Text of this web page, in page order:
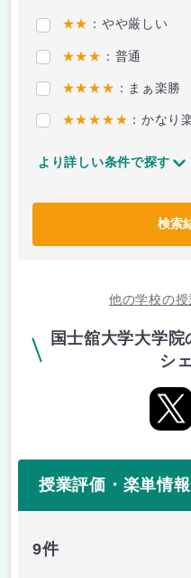
★★ ：やや厳しい
★★★ ：普通
★★★★ ：まぁ楽勝
★★★★★ ：かなり
より詳しい条件で探す
検索
他の学校の
国士舘大学大学
シ
授業評価・楽単情
9件